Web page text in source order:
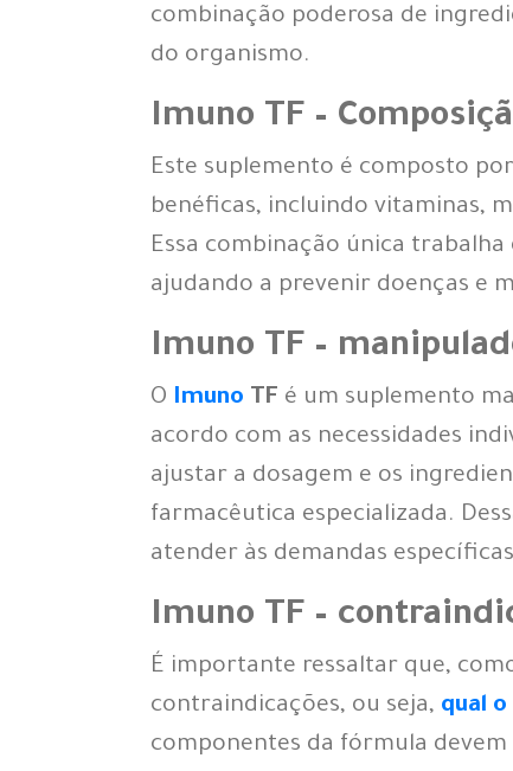
combinação poderosa de
do organismo.
Imuno TF –
Este suplemento é composto
benéficas, incluindo vitaminas,
Essa combinação única
ajudando a prevenir doenças e
Imuno TF –
O Imuno TF é um suplemento
acordo com as necessidades
ajustar a dosagem e os
farmacêutica especializada.
atender às demandas
Imuno TF –
É importante ressaltar que,
contraindicações, ou seja, qual
componentes da fórmula